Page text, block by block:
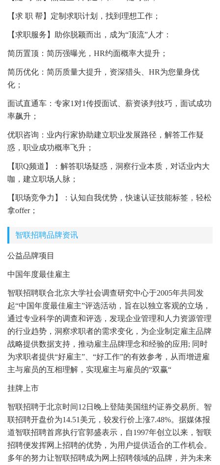
【求 职 帮】定制求职计划，找到理想工作；
【求职服务】助你脱颖而出，成为“顶流”人才：
简历置顶：简历强曝光，HR约面概率大提升；
简历优化：简历质量大提升，资深猎头、HR为您量身优
化；
面试直通车：专家1对1传授面试、薪资谈判技巧，面试成功
率飙升；
优职咨询：业内行家协助建立职业发展路径，解答工作疑
惑，职业成功概率飞升；
【职Q频道】：解答职场疑惑，洞察行业本质，对话业内大
咖，建立职场人脉；
【职场竞争力】：认知自我优势，快速认证技能标签，轻松
拿offer；
智联招聘品牌资讯
公益品牌项目
中国年度最佳雇主
智联招聘联合北京大学社会调查研究中心于2005年共同发
起“中国年度最佳雇主”评选活动，旨在以独立客观的立场，
通过专业科学的调查和评选，发现企业管理和人力资源管理
的行业趋势，洞察求职者的需求变化，为企业制定雇主品牌
战略提供数据支持，推动雇主品牌理念和经验的应用; 同时
为求职者提供“好雇主”、“好工作”的有效参考，从而增进雇
主与雇员的互相理解，实现雇主与雇员的“双赢“
挂牌上市
智联招聘于北京时间12日晚上登陆美国纽约证券交易所。智
联招聘开盘价为14.51美元，较发行价上涨7.48%。据媒体报
道智联招聘首席执行官郭盛表示，自1997年创立以来，智联
招聘便发挥网上招聘的优势，为用户提供适合的工作机会。
多年的努力让智联招聘成为网上招聘领域的品牌，并为未来